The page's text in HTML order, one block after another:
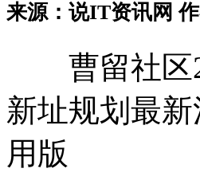
来源：说IT资讯网
曹留社区
新址规划最
用版